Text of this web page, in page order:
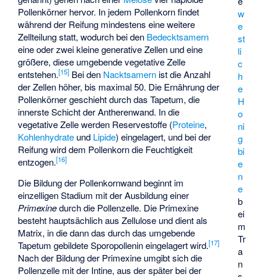
w
e
st
li
c
h
e
H
o
ni
g
bi
e
n
e
b
ei
m
Tr
a
n
Pollenkörner hervor. In jedem Pollenkorn findet
während der Reifung mindestens eine weitere
Zellteilung statt, wodurch bei den Bedecktsamern
eine oder zwei kleine generative Zellen und eine
größere, diese umgebende vegetative Zelle
entstehen.[15] Bei den Nacktsamern ist die Anzahl
der Zellen höher, bis maximal 50. Die Ernährung der
Pollenkörner geschieht durch das Tapetum, die
innerste Schicht der Antherenwand. In die
vegetative Zelle werden Reservestoffe (Proteine,
Kohlenhydrate und Lipide) eingelagert, und bei der
Reifung wird dem Pollenkorn die Feuchtigkeit
entzogen.[16]
Die Bildung der Pollenkornwand beginnt im
einzelligen Stadium mit der Ausbildung einer
Primexinedurch die Pollenzelle. Die Primexine
besteht hauptsächlich aus Zellulose und dient als
Matrix, in die dann das durch das umgebende
Tapetum gebildete Sporopollenin eingelagert wird.[17]
Nach der Bildung der Primexine umgibt sich die
Pollenzelle mit der Intine, aus der später bei der